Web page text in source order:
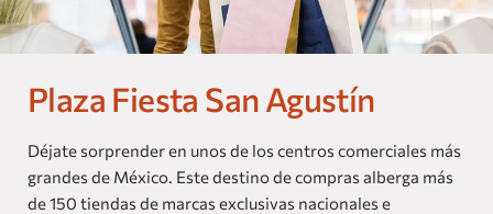
Blog
Próximas Aperturas
Dog Friendly
Plaza Fiesta San Agustín
Déjate sorprender en unos de los centros comerciales más
grandes de México. Este destino de compras alberga más
de 150 tiendas de marcas exclusivas nacionales e